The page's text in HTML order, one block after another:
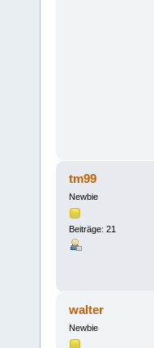
tm99
Newbie
Beiträge: 21
walter
Newbie